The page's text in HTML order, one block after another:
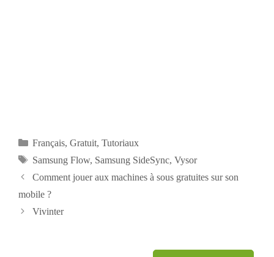
Catégories
Français, Gratuit, Tutoriaux
Étiquettes
Samsung Flow, Samsung SideSync, Vysor
Navigation
Comment jouer aux machines à sous gratuites sur son
mobile ?
Vivinter